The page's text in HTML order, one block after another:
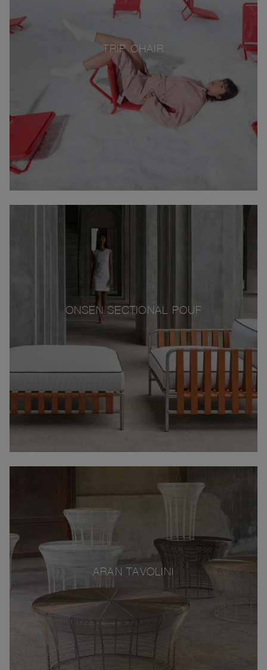
TRIP CHAIR
ONSEN SECTIONAL POUF
ARAN TAVOLINI